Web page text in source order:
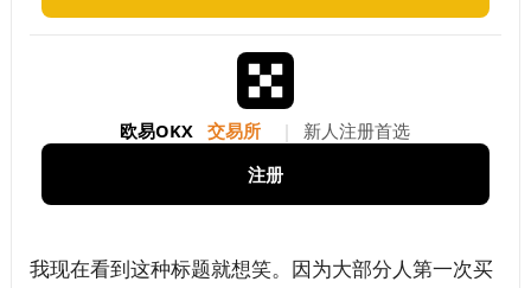
欧易OKX 交易所 |
新人注册首选
注册
我现在看到这种标题就想笑。因为大部分人第一次买